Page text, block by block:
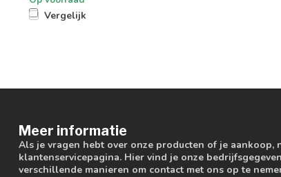
Vergelijk
Meer informatie
Als je vragen hebt over onze producten of je aankoop,
klantenservicepagina. Hier vind je onze
verschillende manieren om contact met ons op te